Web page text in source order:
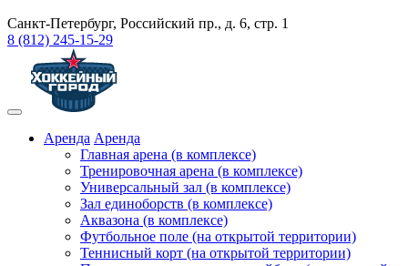
Санкт-Петербург, Российский пр., д. 6, стр. 1
8 (812) 245-15-29
Аренда Аренда
Главная арена (в комплексе)
Тренировочная арена (в комплексе)
Универсальный зал (в комплексе)
Зал единоборств (в комплексе)
Аквазона (в комплексе)
Футбольное поле (на открытой территории)
Теннисный корт (на открытой территории)